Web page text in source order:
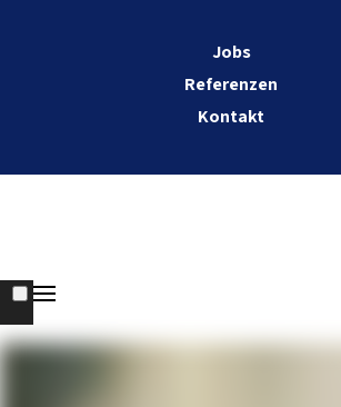
Jobs
Referenzen
Kontakt